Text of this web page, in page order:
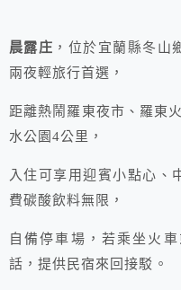
晨露庄 ，位於宜蘭縣冬山
兩夜輕旅行首選，
距離熱鬧羅東夜市、羅東
水公園4公里，
入住可享用迎賓小點心、
費碳酸飲料無限，
自備停車場，若乘坐火
話，提供民宿來回接駁。